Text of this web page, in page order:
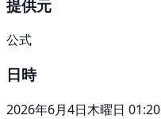
提供元
公式
日時
2026年6月4日木曜日 01:20